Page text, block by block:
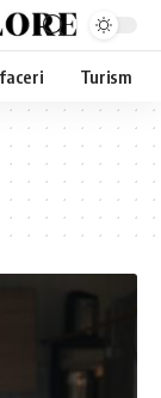
Turism